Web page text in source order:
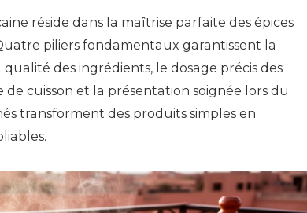
réside dans la maîtrise parfaite des épices
piliers fondamentaux garantissent la
des ingrédients, le dosage précis des
de cuisson et la présentation soignée lors du
transforment des produits simples en